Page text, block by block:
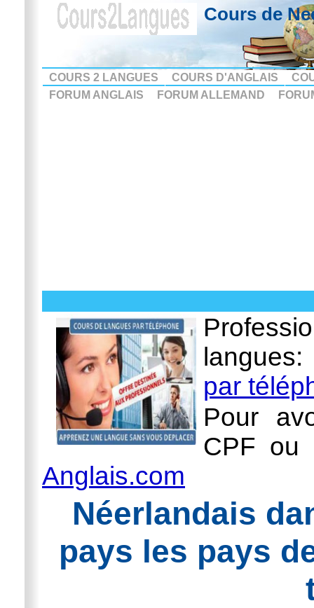
Cours de
COURS 2 LANGUES COURS D'ANGLAIS
FORUM ANGLAIS
FORUM ALLEMAND
par
Pour
CPF ou
Anglais.com
Néerlandais
pays les pays